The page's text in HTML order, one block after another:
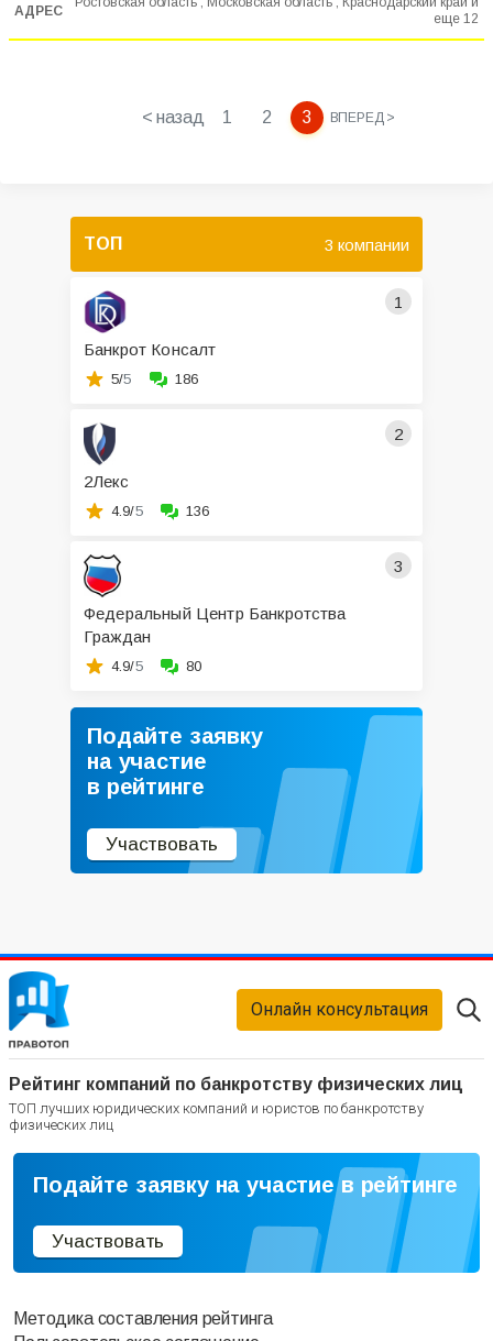
еще 12
< назад 1 2 3 ВПЕРЕД >
ТОП 3 компании
1
Банкрот Консалт
5/5 186
2
2Лекс
4.9/5 136
3
Федеральный Центр Банкротства
Граждан
4.9/5 80
Подайте заявку
на участие
в рейтинге
Участвовать
Рейтинг компаний по банкротству физических лиц
ТОП лучших юридических компаний и юристов по банкротству
физических лиц
Онлайн консультация
Подайте заявку на участие в рейтинге
Участвовать
Методика составления рейтинга